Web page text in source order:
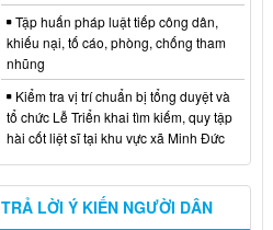
Tập huấn pháp luật tiếp công dân,
khiếu nại, tố cáo, phòng, chống tham
nhũng
Kiểm tra vị trí chuẩn bị tổng duyệt và
tổ chức Lễ Triển khai tìm kiếm, quy tập
hài cốt liệt sĩ tại khu vực xã Minh Đức
TRẢ LỜI Ý KIẾN NGƯỜI DÂN